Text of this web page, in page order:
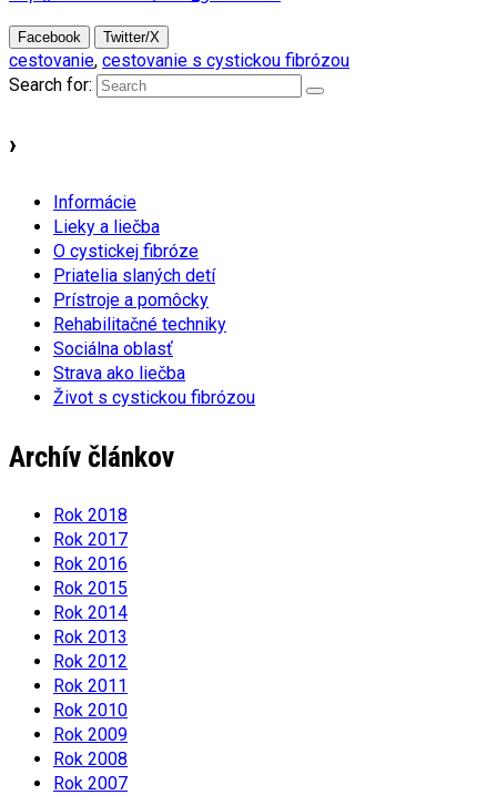
Facebook Twitter/X
cestovanie, cestovanie s cystickou fibrózou
Search for:
›
Informácie
Lieky a liečba
O cystickej fibróze
Priatelia slaných detí
Prístroje a pomôcky
Rehabilitačné techniky
Sociálna oblasť
Strava ako liečba
Život s cystickou fibrózou
Archív článkov
Rok 2018
Rok 2017
Rok 2016
Rok 2015
Rok 2014
Rok 2013
Rok 2012
Rok 2011
Rok 2010
Rok 2009
Rok 2008
Rok 2007